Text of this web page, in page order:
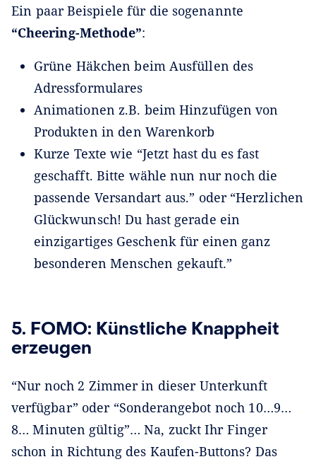
Ein paar Beispiele für die sogenannte
“Cheering-Methode”:
Grüne Häkchen beim Ausfüllen des
Adressformulares
Animationen z.B. beim Hinzufügen von
Produkten in den Warenkorb
Kurze Texte wie “Jetzt hast du es fast
geschafft. Bitte wähle nun nur noch die
passende Versandart aus.” oder “Herzlichen
Glückwunsch! Du hast gerade ein
einzigartiges Geschenk für einen ganz
besonderen Menschen gekauft.”
5. FOMO: Künstliche Knappheit
erzeugen
“Nur noch 2 Zimmer in dieser Unterkunft
verfügbar” oder “Sonderangebot noch 10…9…
8… Minuten gültig”… Na, zuckt Ihr Finger
schon in Richtung des Kaufen-Buttons? Das